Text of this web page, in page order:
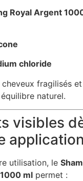
Royal Argent
chloride
fragilisés
naturel.
visibles
application
utilisation, le
ml permet :